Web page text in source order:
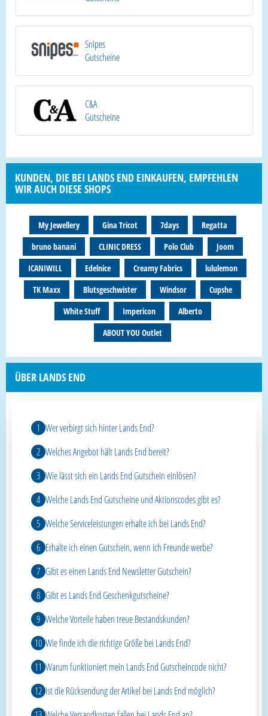
Snipes
Gutscheine
C&A
Gutscheine
KUNDEN, DIE BEI LANDS END EINKAUFEN, EMPFEHLEN
WIR AUCH DIESE SHOPS
My Jewellery Gina Tricot 7days
Regatta
bruno banani
CLINIC DRESS Polo Club
Joom
ICANIWILL
Edelnice Creamy Fabrics
lululemon
TK Maxx
Blutsgeschwister Windsor
Cupshe
White Stuff
Impericon
Alberto
ABOUT YOU Outlet
ÜBER LANDS END
Wer verbirgt sich hinter Lands End?
Welches Angebot hält Lands End bereit?
Wie lässt sich ein Lands End Gutschein einlösen?
Welche Lands End Gutscheine und Aktionscodes gibt es?
Welche Serviceleistungen erhalte ich bei Lands End?
Erhalte ich einen Gutschein, wenn ich Freunde werbe?
Gibt es einen Lands End Newsletter Gutschein?
Gibt es Lands End Geschenkgutscheine?
Welche Vorteile haben treue Bestandskunden?
Wie finde ich die richtige Größe bei Lands End?
Warum funktioniert mein Lands End Gutscheincode nicht?
Ist die Rücksendung der Artikel bei Lands End möglich?